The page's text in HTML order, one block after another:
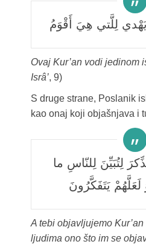
يَهْدي لِلَّتي هِيَ أَقْوَمُ
Ovaj Kur’an vodi jedinom
Isrâ’, 9)
S druge strane, Poslanik
kao onaj koji objašnjava i
لِتُبَيِّنَ لِلنّاسِ ما
لَعَلَّهُمْ يَتَفَكَّرُونَ
A tebi objavljujemo
ljudima ono što im se